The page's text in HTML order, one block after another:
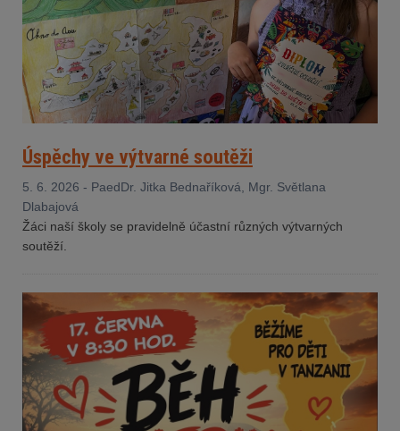
Úspěchy ve výtvarné soutěži
5. 6. 2026 - PaedDr. Jitka Bednaříková, Mgr. Světlana
Dlabajová
Žáci naší školy se pravidelně účastní různých výtvarných
soutěží.